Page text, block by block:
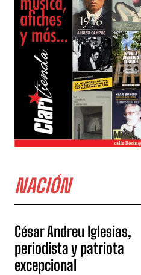
NACIÓN
César Andreu Iglesias,
periodista y patriota
excepcional